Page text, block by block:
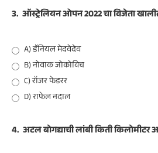
3. ऑस्ट्रेलियन ओपन 2022 चा विजेता
A) डॅनियल मेदवेदेव
B) नोवाक जोकोविच
C) रॉजर फेडरर
D) राफेल नदाल
4. अटल बोगद्याची लांबी किती किलोमीटर